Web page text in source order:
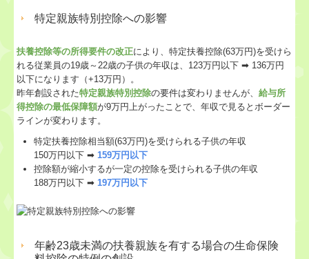
特定親族特別控除への影響
扶養控除等の所得要件の改正により、特定扶養控除(63万円)を受けら
れる従業員の19歳～22歳の子供の年収は、123万円以下 ➡ 136万円
以下になります（+13万円）。
昨年創設された特定親族特別控除の要件は変わりませんが、給与所
得控除の最低保障額が9万円上がったことで、年収で見るとボーダー
ラインが変わります。
特定扶養控除相当額(63万円)を受けられる子供の年収
150万円以下 ➡159万円以下
控除額が縮小するが一定の控除を受けられる子供の年収
188万円以下 ➡197万円以下
年齢23歳未満の扶養親族を有する場合の生命保険